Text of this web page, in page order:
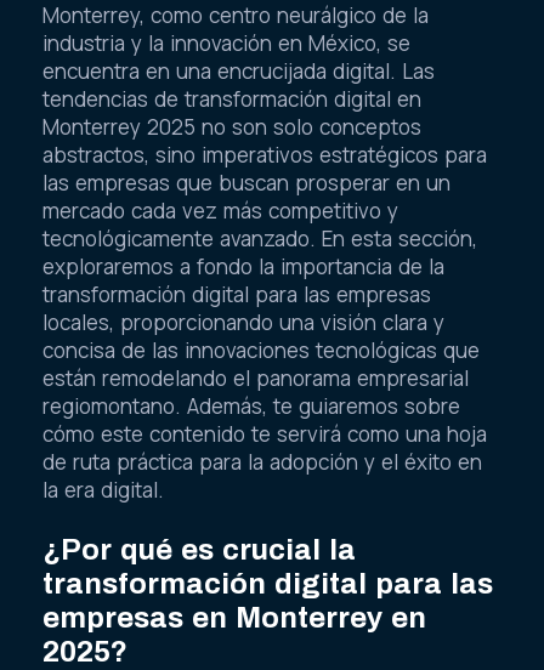
Monterrey, como centro neurálgico de la
industria y la innovación en México, se
encuentra en una encrucijada digital. Las
tendencias de transformación digital en
Monterrey 2025 no son solo conceptos
abstractos, sino imperativos estratégicos para
las empresas que buscan prosperar en un
mercado cada vez más competitivo y
tecnológicamente avanzado. En esta sección,
exploraremos a fondo la importancia de la
transformación digital para las empresas
locales, proporcionando una visión clara y
concisa de las innovaciones tecnológicas que
están remodelando el panorama empresarial
regiomontano. Además, te guiaremos sobre
cómo este contenido te servirá como una hoja
de ruta práctica para la adopción y el éxito en
la era digital.
¿Por qué es crucial la
transformación digital para las
empresas en Monterrey en
2025?